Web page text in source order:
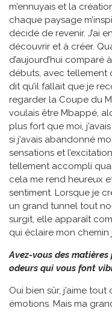
m’ennuyais et la
chaque paysage
décidé de revenir. J’ai
découvrir et à créer.
d’aujourd’hui comparé
débuts, avec tellement
dit qu’il fallait que je
regarder la Coupe du
voulais être Mbappé,
plus fort que moi,
si j’avais abandonné
sensations et
tellement accompli
cela me rend heureux
sentiment. Lorsque je
un grand tunnel tout
surgit, elle apparaît
qui éclaire mon chemin
Avez-vous des
odeurs qui vous font
Oui bien sûr, j’aime
émotions. Mais ma